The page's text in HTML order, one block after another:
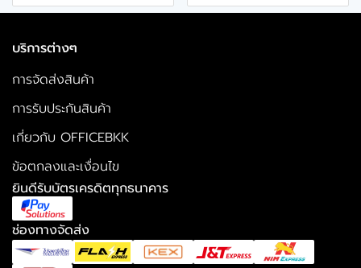
บริการต่างๆ
การจัดส่งสินค้า
การรับประกันสินค้า
เกี่ยวกับ OFFICEBKK
ข้อตกลงและเงื่อนไข
ยินดีรับบัตรเครดิตทุกธนาคาร
ช่องทางจัดส่ง